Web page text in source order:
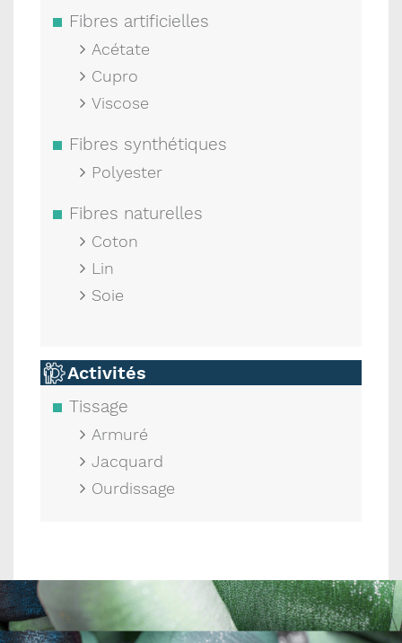
Fibres artificielles
Acétate
Cupro
Viscose
Fibres synthétiques
Polyester
Fibres naturelles
Coton
Lin
Soie
Activités
Tissage
Armuré
Jacquard
Ourdissage